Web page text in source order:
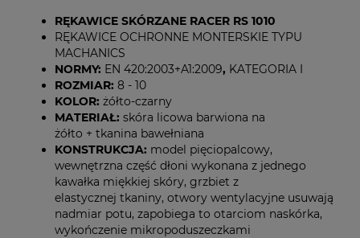
RĘKAWICE SKÓRZANE RACER RS 1010
RĘKAWICE OCHRONNE MONTERSKIE TYPU
MACHANICS
NORMY: EN 420:2003+A1:2009, KATEGORIA I
ROZMIAR: 8 - 10
KOLOR: żółto-czarny
MATERIAŁ: skóra licowa barwiona na
żółto + tkanina bawełniana
KONSTRUKCJA: model pięciopalcowy,
wewnętrzna część dłoni wykonana z jednego
kawałka miękkiej skóry, grzbiet z
elastycznej tkaniny, otwory wentylacyjne usuwają
nadmiar potu, zapobiega to otarciom naskórka,
wykończenie mikropoduszeczkami